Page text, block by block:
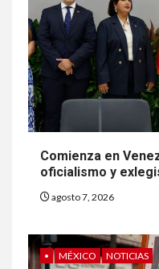
Comienza en
oficialismo y
agosto 7, 2026
• MÉXICO NOTICIAS